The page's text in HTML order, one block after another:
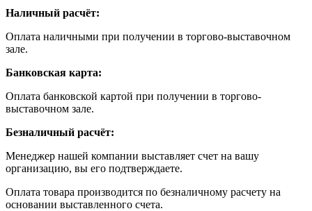
Наличный расчёт:
Оплата наличными при получении в торгово-выставочном
зале.
Банковская карта:
Оплата банковской картой при получении в торгово-
выставочном зале.
Безналичный расчёт:
Менеджер нашей компании выставляет счет на вашу
организацию, вы его подтверждаете.
Оплата товара производится по безналичному расчету на
основании выставленного счета.